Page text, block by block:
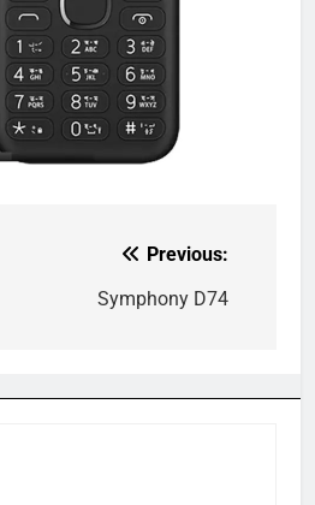
Previous:
Symphony D74